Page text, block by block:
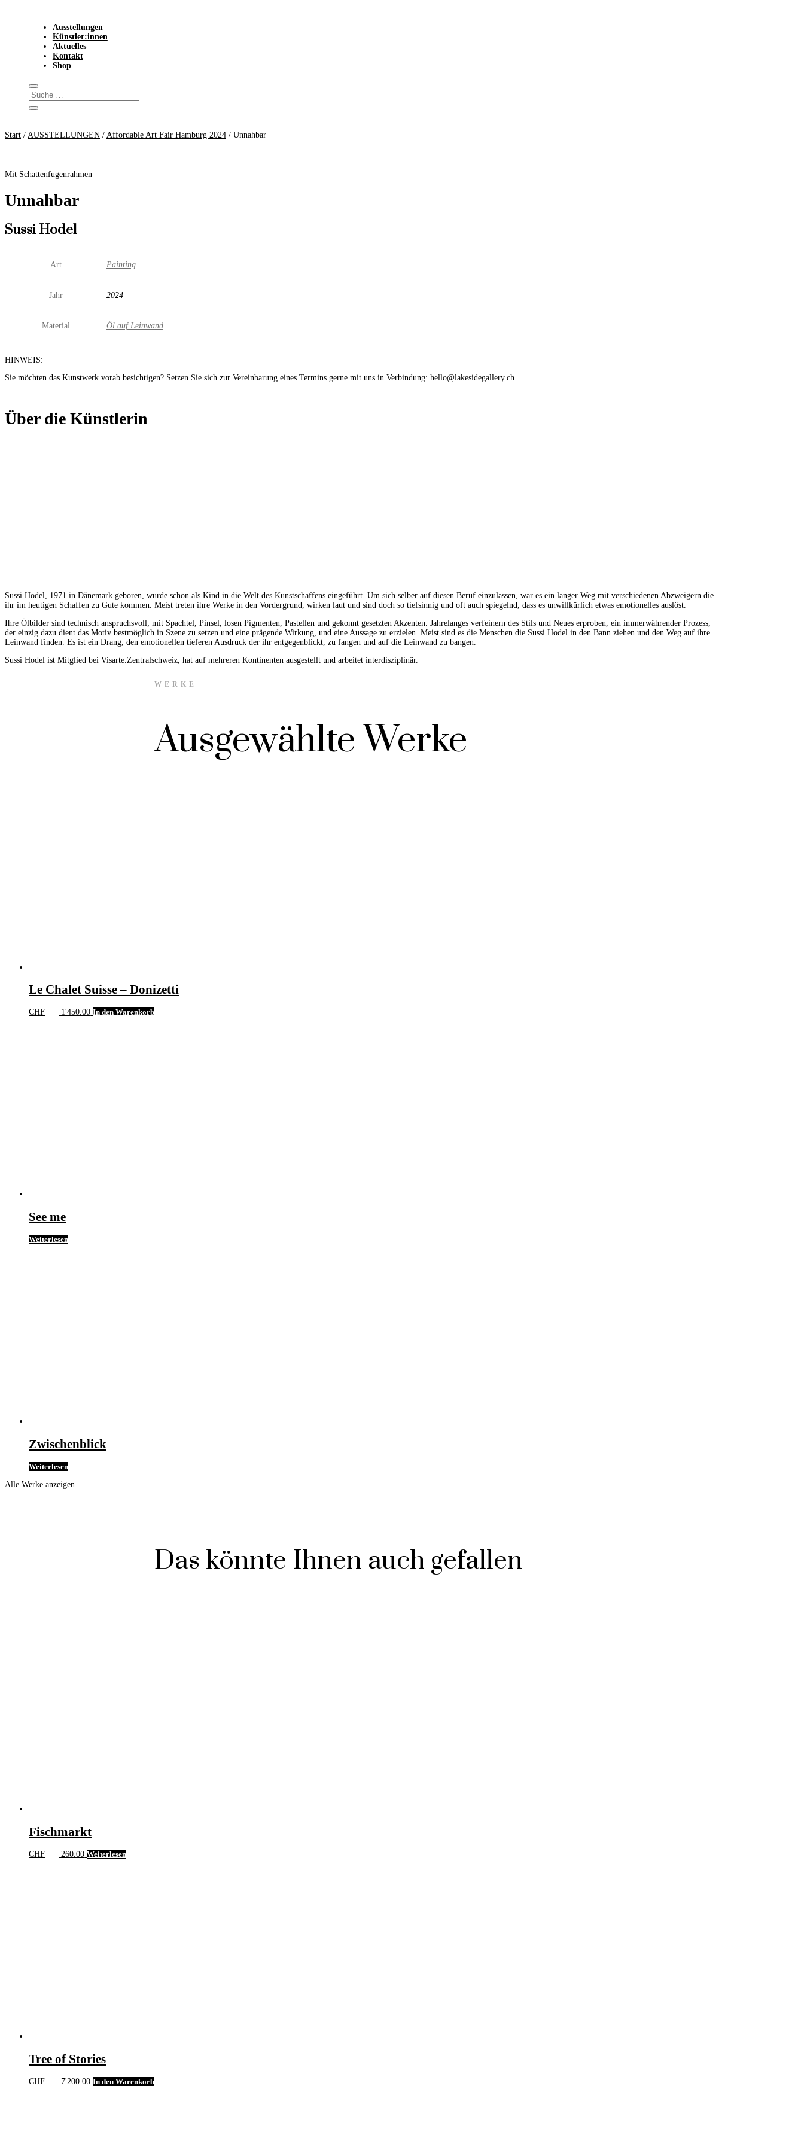
Ausstellungen
Künstler:innen
Aktuelles
Kontakt
Shop
Start / AUSSTELLUNGEN / Affordable Art Fair Hamburg 2024 / Unnahbar
Mit Schattenfugenrahmen
Unnahbar
Sussi Hodel
Art Painting
Jahr 2024
Material Öl auf Leinwand
HINWEIS:
Sie möchten das Kunstwerk vorab besichtigen? Setzen Sie sich zur Vereinbarung eines Termins gerne mit uns in Verbindung: hello@lakesidegallery.ch
Über die Künstlerin
Sussi Hodel, 1971 in Dänemark geboren, wurde schon als Kind in die Welt des Kunstschaffens eingeführt. Um sich selber auf diesen Beruf einzulassen, war es ein langer Weg mit verschiedenen Abzweigern die
ihr im heutigen Schaffen zu Gute kommen. Meist treten ihre Werke in den Vordergrund, wirken laut und sind doch so tiefsinnig und oft auch spiegelnd, dass es unwillkürlich etwas emotionelles auslöst.
Ihre Ölbilder sind technisch anspruchsvoll; mit Spachtel, Pinsel, losen Pigmenten, Pastellen und gekonnt gesetzten Akzenten. Jahrelanges verfeinern des Stils und Neues erproben, ein immerwährender Prozess,
der einzig dazu dient das Motiv bestmöglich in Szene zu setzen und eine prägende Wirkung, und eine Aussage zu erzielen. Meist sind es die Menschen die Sussi Hodel in den Bann ziehen und den Weg auf ihre
Leinwand finden. Es ist ein Drang, den emotionellen tieferen Ausdruck der ihr entgegenblickt, zu fangen und auf die Leinwand zu bangen.
Sussi Hodel ist Mitglied bei Visarte.Zentralschweiz, hat auf mehreren Kontinenten ausgestellt und arbeitet interdisziplinär.
WERKE
Ausgewählte Werke
Le Chalet Suisse – Donizetti
CHF 1'450.00 In den Warenkorb
See me
Weiterlesen
Zwischenblick
Weiterlesen
Alle Werke anzeigen
Das könnte Ihnen auch gefallen
Fischmarkt
CHF 260.00 Weiterlesen
Tree of Stories
CHF 7'200.00 In den Warenkorb